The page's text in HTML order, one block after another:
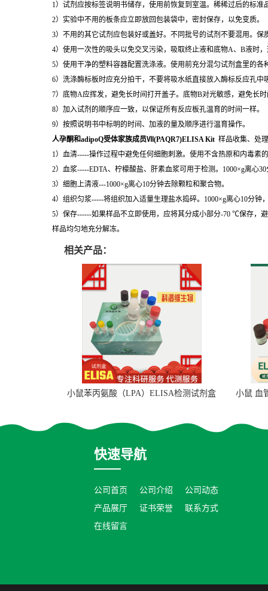
1）试剂应按标签说明书储存，使用前恢复到室温。稀稀过后的标准
2）实验中不用的板条应立即放回包装袋中，密封保存，以免变质。
3）不用的其它试剂应包装好或盖好。不同批号的试剂不要混用。保
4）使用一次性的吸头以免交叉污染，吸取终止液和底物A、B液时
5）使用干净的塑料容器配置洗涤液。使用前充分混匀试剂盒里的各
6）洗涤酶标板时应充分拍干，不要将吸水纸直接放入酶标反应孔中
7）底物A应挥发，避免长时间打开盖子。底物B对光敏感，避免长
8）加入试剂的顺序应一致，以保证所有反应板孔温育的时间一样。
9）按照说明书中标明的时间、加液的量及顺序进行温育操作。
人孕酮和adipoQ受体家族成员Ⅶ(PAQR7)ELISA Kit 样品收集、处
1）血清-----操作过程中避免任何细胞刺激。使用不含热原和内毒素
2）血浆-----EDTA、柠檬酸盐、肝素血浆可用于检测。1000×g离心
3）细胞上清液---1000×g离心10分钟去除颗粒和聚合物。
4）组织匀浆-----将组织加入适量生理盐水捣碎。1000×g离心10分钟
5）保存------如果样品不立即使用，应将其分成小部分-70 ℃保存，
样品均匀地充分解冻。
相关产品：
小鼠苯丙氨酸（LPA）ELISA检测试剂盒 小鼠 血
快速导航
公司首页 公司介绍
公司动态
产品展厅
证书荣誉
联系方式
在线留言